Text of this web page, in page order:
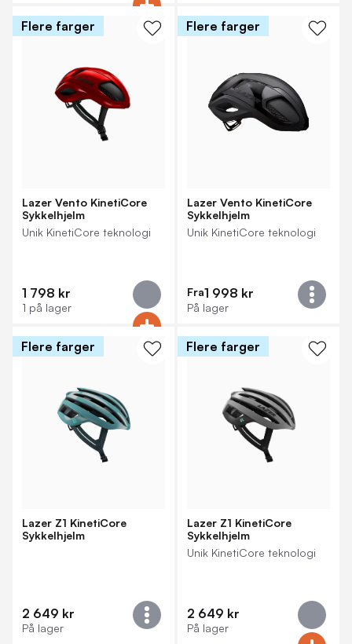
Flere farger
Lazer Vento KinetiCore
Sykkelhjelm
Unik KinetiCore teknologi
1 798 kr
1 på lager
Flere farger
Lazer Vento KinetiCore
Sykkelhjelm
Unik KinetiCore teknologi
Fra1 998 kr
På lager
Flere farger
Lazer Z1 KinetiCore
Sykkelhjelm
2 649 kr
På lager
Flere farger
Lazer Z1 KinetiCore
Sykkelhjelm
Unik KinetiCore teknologi
2 649 kr
På lager